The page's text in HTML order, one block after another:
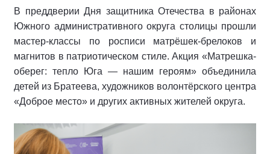
В преддверии Дня защитника Отечества в районах
Южного административного округа столицы прошли
мастер-классы по росписи матрёшек-брелоков и
магнитов в патриотическом стиле. Акция «Матрешка-
оберег: тепло Юга — нашим героям» объединила
детей из Братеева, художников волонтёрского центра
«Доброе место» и других активных жителей округа.